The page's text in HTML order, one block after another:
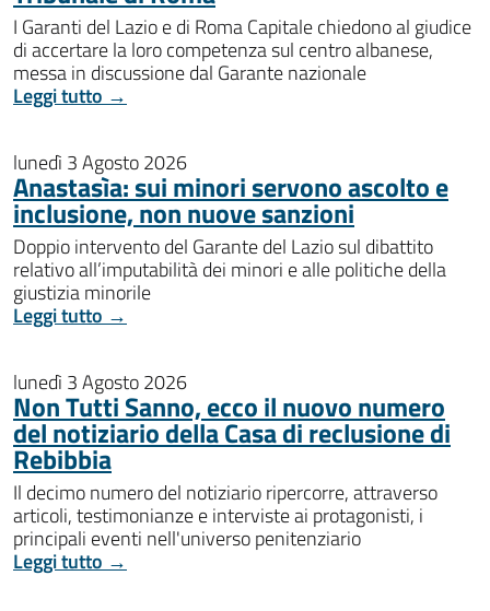
I Garanti del Lazio e di Roma Capitale chiedono al giudice
di accertare la loro competenza sul centro albanese,
messa in discussione dal Garante nazionale
Leggi tutto →
lunedì 3 Agosto 2026
Anastasìa: sui minori servono ascolto e
inclusione, non nuove sanzioni
Doppio intervento del Garante del Lazio sul dibattito
relativo all’imputabilità dei minori e alle politiche della
giustizia minorile
Leggi tutto →
lunedì 3 Agosto 2026
Non Tutti Sanno, ecco il nuovo numero
del notiziario della Casa di reclusione di
Rebibbia
Il decimo numero del notiziario ripercorre, attraverso
articoli, testimonianze e interviste ai protagonisti, i
principali eventi nell'universo penitenziario
Leggi tutto →